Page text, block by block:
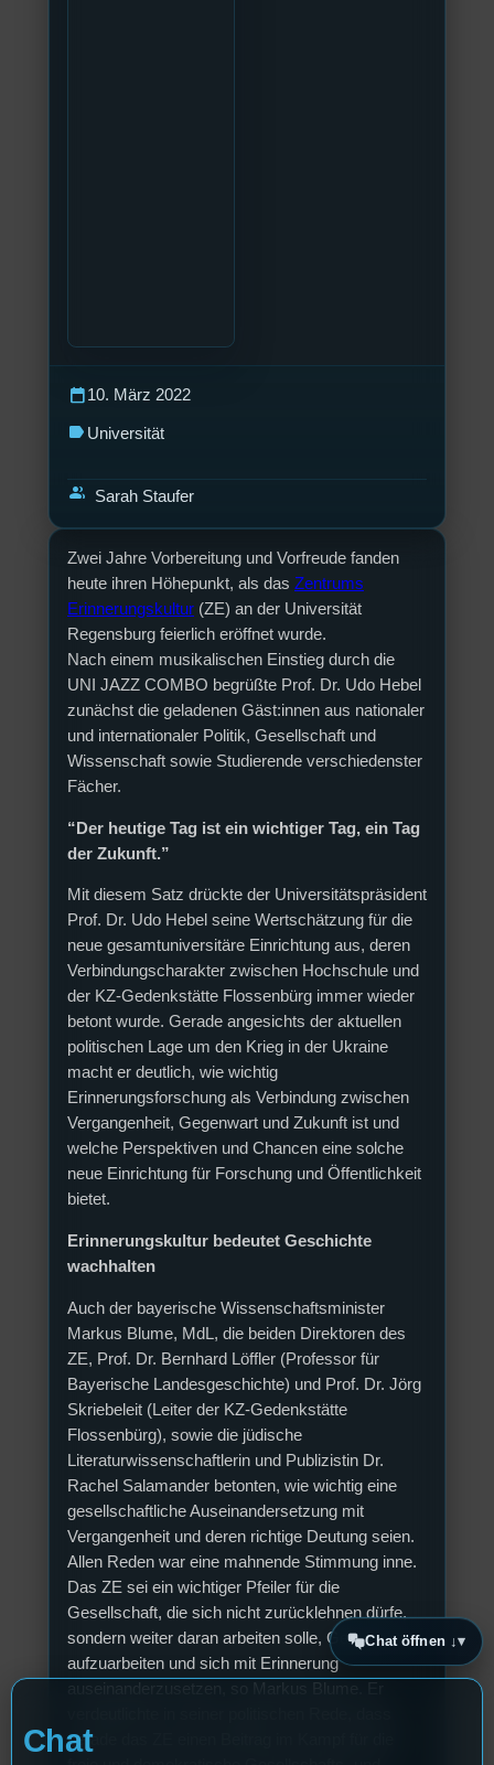
Zwei Jahre Vorbereitung und Vorfreude fanden
heute ihren Höhepunkt, als das Zentrums
Erinnerungskultur (ZE) an der Universität
Regensburg feierlich eröffnet wurde.
Nach einem musikalischen Einstieg durch die
UNI JAZZ COMBO begrüßte Prof. Dr. Udo Hebel
zunächst die geladenen Gäst:innen aus nationaler
und internationaler Politik, Gesellschaft und
Wissenschaft sowie Studierende verschiedenster
Fächer.
“Der heutige Tag ist ein wichtiger Tag, ein Tag
der Zukunft.”
Mit diesem Satz drückte der Universitätspräsident
Prof. Dr. Udo Hebel seine Wertschätzung für die
neue gesamtuniversitäre Einrichtung aus, deren
Verbindungscharakter zwischen Hochschule und
der KZ-Gedenkstätte Flossenbürg immer wieder
betont wurde. Gerade angesichts der aktuellen
politischen Lage um den Krieg in der Ukraine
macht er deutlich, wie wichtig
Erinnerungsforschung als Verbindung zwischen
Vergangenheit, Gegenwart und Zukunft ist und
welche Perspektiven und Chancen eine solche
neue Einrichtung für Forschung und Öffentlichkeit
bietet.
Erinnerungskultur bedeutet Geschichte
wachhalten
Auch der bayerische Wissenschaftsminister
Markus Blume, MdL, die beiden Direktoren des
ZE, Prof. Dr. Bernhard Löffler (Professor für
Bayerische Landesgeschichte) und Prof. Dr. Jörg
Skriebeleit (Leiter der KZ-Gedenkstätte
Flossenbürg), sowie die jüdische
Literaturwissenschaftlerin und Publizistin Dr.
Rachel Salamander betonten, wie wichtig eine
gesellschaftliche Auseinandersetzung mit
Vergangenheit und deren richtige Deutung seien.
Allen Reden war eine mahnende Stimmung inne.
Das ZE sei ein wichtiger Pfeiler für die
Gesellschaft, die sich nicht zurücklehnen dürfe,
sondern weiter daran arbeiten solle, Geschichte
aufzuarbeiten und sich mit Erinnerung
auseinanderzusetzen, so Markus Blume. Er
gerade das ZE einen Beitrag im Kampf für die
calendar_today10. März 2022
label Universität
group Sarah Staufer
Chat öffnen ↓
Chat